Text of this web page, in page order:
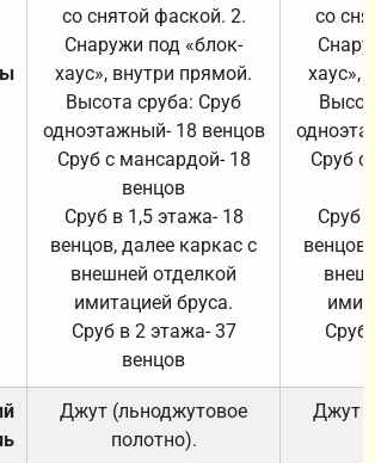
со снятой фаской. 2.
Снаружи под «блок-
хаус», внутри прямой.
Высота сруба: Сруб
одноэтажный- 18 венцов
Сруб с мансардой- 18
венцов
Сруб в 1,5 этажа- 18
венцов, далее каркас с
внешней отделкой
имитацией бруса.
Сруб в 2 этажа- 37
венцов
со
хаус»,
Сруб с
Сруб
Сруб
Джут (льноджутовое
полотно).
Джут